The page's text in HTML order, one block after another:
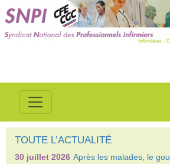
TOUTE L’ACTUALITÉ
30 juillet 2026 Après les malades, le